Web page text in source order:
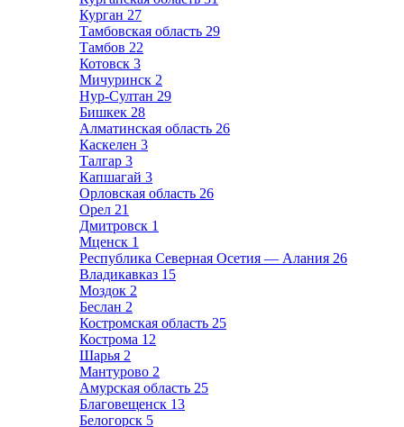
Курган 27
Тамбовская область 29
Тамбов 22
Котовск 3
Мичуринск 2
Нур-Султан 29
Бишкек 28
Алматинская область 26
Каскелен 3
Талгар 3
Капшагай 3
Орловская область 26
Орел 21
Дмитровск 1
Мценск 1
Республика Северная Осетия — Алания 26
Владикавказ 15
Моздок 2
Беслан 2
Костромская область 25
Кострома 12
Шарья 2
Мантурово 2
Амурская область 25
Благовещенск 13
Белогорск 5